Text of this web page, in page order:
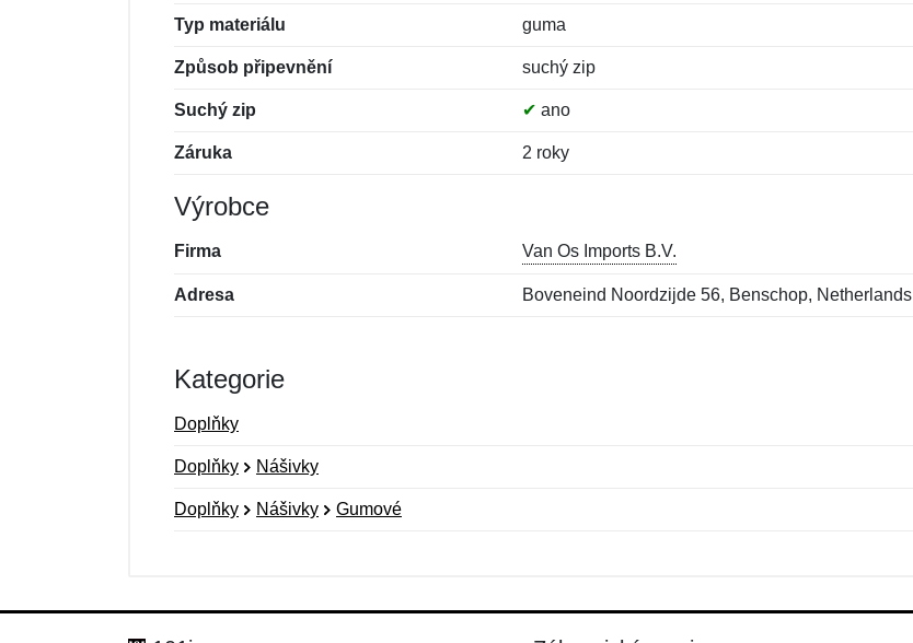
Typ materiálu guma
Způsob připevnění suchý zip
Suchý zip ✔ ano
Záruka 2 roky
Výrobce
Firma Van Os Imports B.V.
Adresa Boveneind Noordzijde 56, Benschop, Netherlands
Kategorie
Doplňky
Doplňky Nášivky
Doplňky Nášivky Gumové